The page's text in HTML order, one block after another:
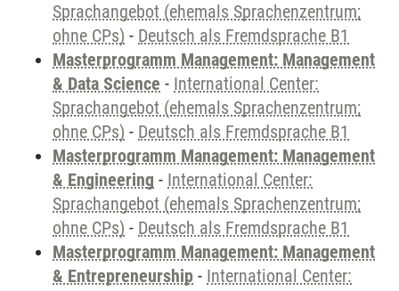
Sprachangebot (ehemals Sprachenzentrum;
ohne CPs) - Deutsch als Fremdsprache B1
Masterprogramm Management: Management
& Data Science - International Center:
Sprachangebot (ehemals Sprachenzentrum;
ohne CPs) - Deutsch als Fremdsprache B1
Masterprogramm Management: Management
& Engineering - International Center:
Sprachangebot (ehemals Sprachenzentrum;
ohne CPs) - Deutsch als Fremdsprache B1
Masterprogramm Management: Management
& Entrepreneurship - International Center: